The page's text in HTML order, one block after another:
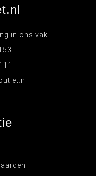
in ons vak!